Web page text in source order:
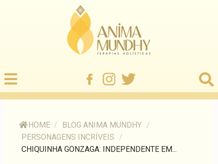
HOME / BLOG ANIMA MUNDHY /
PERSONAGENS INCRÍVEIS
/
CHIQUINHA GONZAGA: INDEPENDENTE EM...